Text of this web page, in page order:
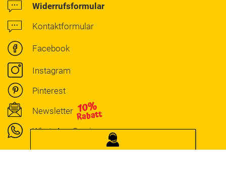
JOSERA
BERATUNG
Widerrufsformular
Kontaktformular
Facebook
Instagram
Pinterest
Newsletter
WhatsApp Service